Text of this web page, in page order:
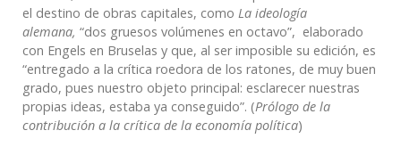
el destino de obras capitales, como La ideología
alemana, “dos gruesos volúmenes en octavo”, elaborado
con Engels en Bruselas y que, al ser imposible su edición, es
“entregado a la crítica roedora de los ratones, de muy buen
grado, pues nuestro objeto principal: esclarecer nuestras
propias ideas, estaba ya conseguido”. (Prólogo de la
contribución a la crítica de la economía política)